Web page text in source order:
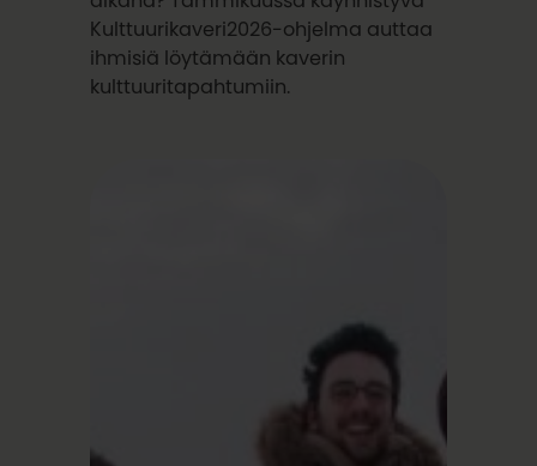
Kulttuurikaveri2026-ohjelma auttaa
ihmisiä löytämään kaverin
kulttuuritapahtumiin.